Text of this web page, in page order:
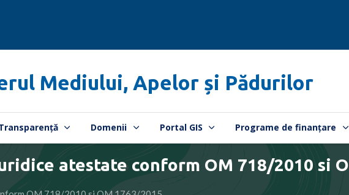
Mediului, Apelor și Pădurilor
Domenii Portal GIS Programe de finanțare
atestate conform OM 718/2010 si